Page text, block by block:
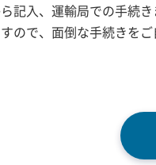
記入、運輸局での手続
ので、面倒な手続きをご